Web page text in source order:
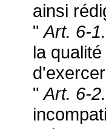
ainsi
"Art. 6-
la
"Art. 6-